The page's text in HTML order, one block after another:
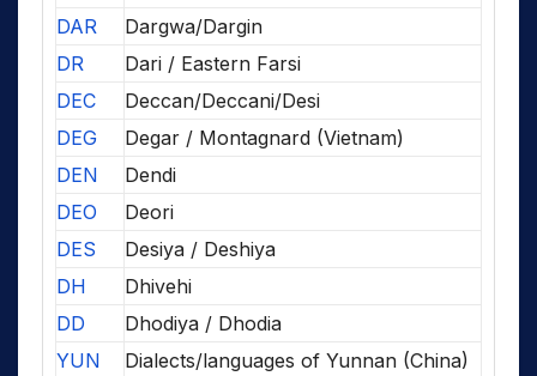
DAR
Dargwa/Dargin
DR
Dari / Eastern Farsi
DEC
Deccan/Deccani/Desi
DEG
Degar / Montagnard (Vietnam)
DEN
Dendi
DEO
Deori
DES
Desiya / Deshiya
DH
Dhivehi
DD
Dhodiya / Dhodia
YUN
Dialects/languages of Yunnan (China)